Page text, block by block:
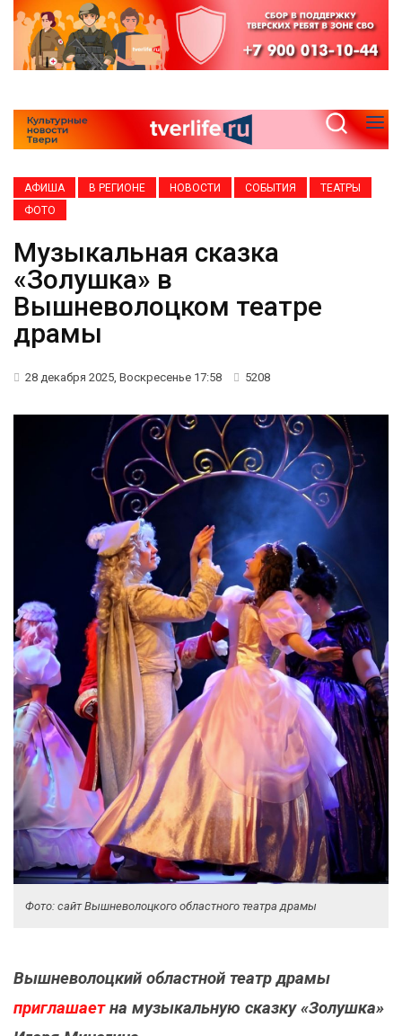
АФИША В РЕГИОНЕ НОВОСТИ СОБЫТИЯ
ТЕАТРЫ
ФОТО
Музыкальная сказка
«Золушка» в
Вышневолоцком театре
драмы
28 декабря 2025, Воскресенье 17:58 5208
Фото: сайт Вышневолоцкого областного театра драмы
Вышневолоцкий областной театр драмы
приглашаетна музыкальную сказку «Золушка»